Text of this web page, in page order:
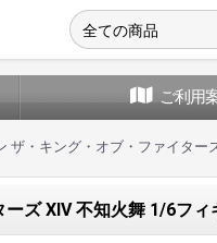
ご利用
ザ・キング・オブ・ファイター
ズ XIV 不知火舞 1/6フ